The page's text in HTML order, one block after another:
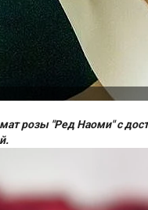
розы "Ред Наоми" с